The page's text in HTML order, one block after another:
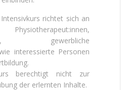
richtet sich an
gewerbliche
interessierte Personen
berechtigt nicht zur
der erlernten Inhalte.